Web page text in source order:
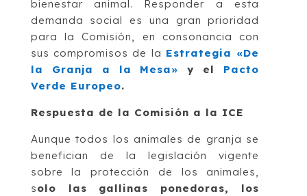
bienestar animal. Responder a esta
demanda social es una gran prioridad
para la Comisión, en consonancia con
sus compromisos de la Estrategia «De
la Granja a la Mesa» y el Pacto
Verde Europeo.
Respuesta de la Comisión a la ICE
Aunque todos los animales de granja se
benefician de la legislación vigente
sobre la protección de los animales,
solo las gallinas ponedoras, los